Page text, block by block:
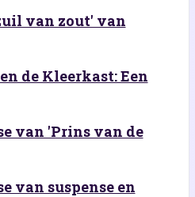
van zout' van
de Kleerkast: Een
van 'Prins van de
van suspense en